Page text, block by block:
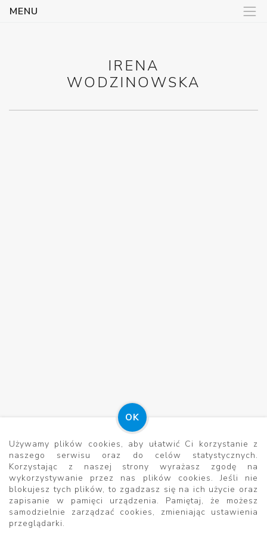
MENU
IRENA
WODZINOWSKA
Translate »
Używamy plików cookies, aby ułatwić Ci korzystanie z
naszego serwisu oraz do celów statystycznych.
Korzystając z naszej strony wyrażasz zgodę na
wykorzystywanie przez nas plików cookies. Jeśli nie
blokujesz tych plików, to zgadzasz się na ich użycie oraz
zapisanie w pamięci urządzenia. Pamiętaj, że możesz
samodzielnie zarządzać cookies, zmieniając ustawienia
przeglądarki.
OK